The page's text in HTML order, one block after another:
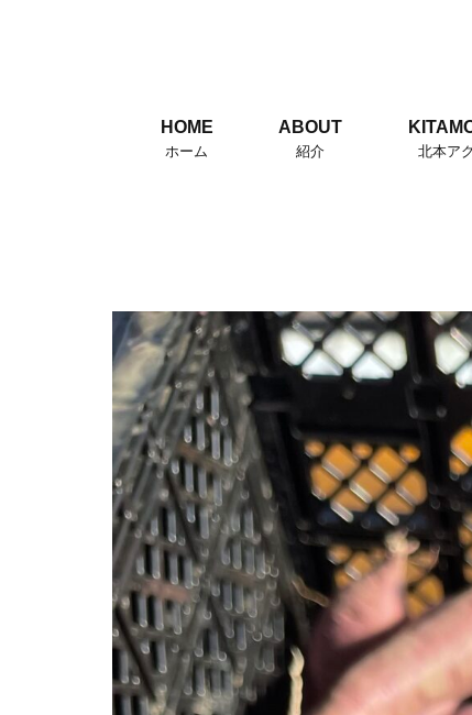
HOME
ホーム
ABOUT
紹介 北本ア